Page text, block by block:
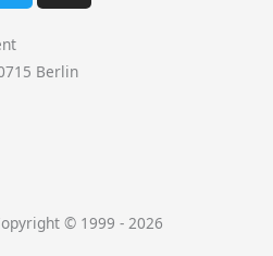
i
t
t
s
a
Berlin
© 1999 - 2026